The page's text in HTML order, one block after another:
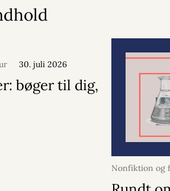
30. juli 2026
bøger til dig,
Nonfiktion og
13. juli 2026